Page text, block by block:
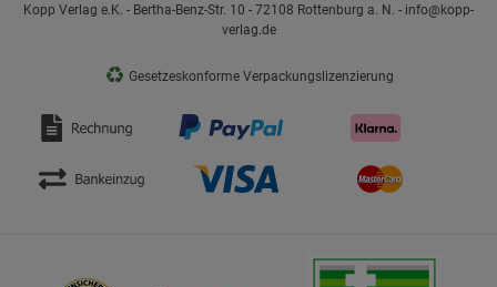
Kopp Verlag e.K. - Bertha-Benz-Str. 10 - 72108 Rottenburg a. N. - info@kopp-
verlag.de
♻ Gesetzeskonforme Verpackungslizenzierung